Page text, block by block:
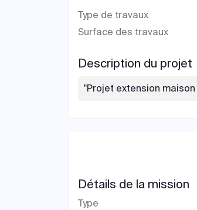
Type de travaux
Surface des travaux
Description du projet
"Projet extension
Détails de la mission
Type